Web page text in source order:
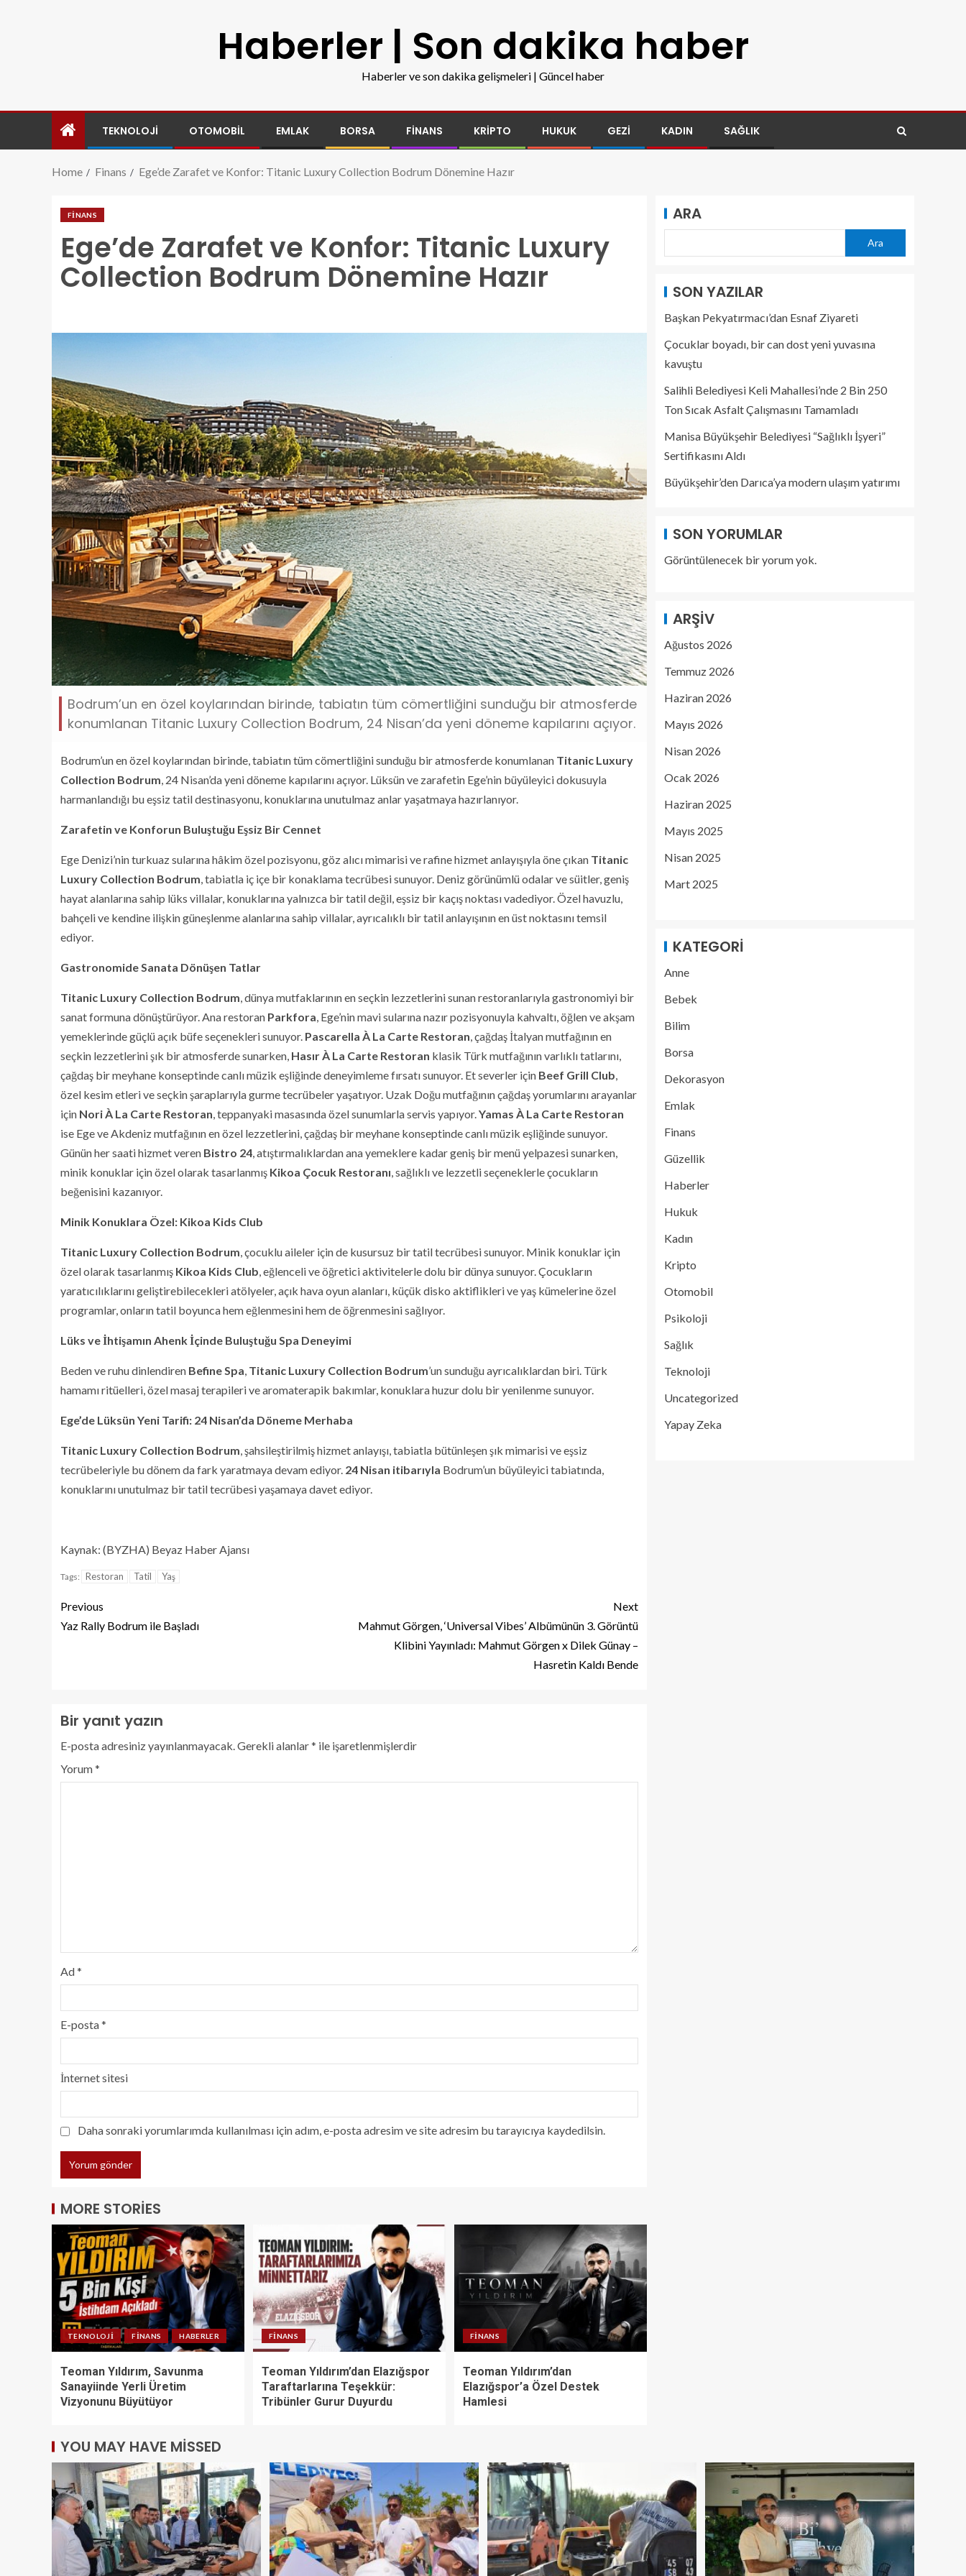
Haberler | Son dakika haber
Haberler ve son dakika gelişmeleri | Güncel haber
TEKNOLOJI OTOMOBIL EMLAK BORSA FINANS KRIPTO HUKUK GEZI KADIN SAĞLIK
Home Finans Ege’de Zarafet ve Konfor: Titanic Luxury Collection Bodrum Dönemine Hazır
FINANS
Ege’de Zarafet ve Konfor: Titanic Luxury
Collection Bodrum Dönemine Hazır
Bodrum’un en özel koylarından birinde, tabiatın tüm cömertliğini sunduğu bir atmosferde
konumlanan Titanic Luxury Collection Bodrum, 24 Nisan’da yeni döneme kapılarını açıyor.
Bodrum’un en özel koylarından birinde, tabiatın tüm cömertliğini sunduğu bir atmosferde konumlanan Titanic Luxury
Collection Bodrum, 24 Nisan’da yeni döneme kapılarını açıyor. Lüksün ve zarafetin Ege’nin büyüleyici dokusuyla
harmanlandığı bu eşsiz tatil destinasyonu, konuklarına unutulmaz anlar yaşatmaya hazırlanıyor.
Zarafetin ve Konforun Buluştuğu Eşsiz Bir Cennet
Ege Denizi’nin turkuaz sularına hâkim özel pozisyonu, göz alıcı mimarisi ve rafine hizmet anlayışıyla öne çıkan Titanic
Luxury Collection Bodrum, tabiatla iç içe bir konaklama tecrübesi sunuyor. Deniz görünümlü odalar ve süitler, geniş
hayat alanlarına sahip lüks villalar, konuklarına yalnızca bir tatil değil, eşsiz bir kaçış noktası vadediyor. Özel havuzlu,
bahçeli ve kendine ilişkin güneşlenme alanlarına sahip villalar, ayrıcalıklı bir tatil anlayışının en üst noktasını temsil
ediyor.
Gastronomide Sanata Dönüşen Tatlar
Titanic Luxury Collection Bodrum, dünya mutfaklarının en seçkin lezzetlerini sunan restoranlarıyla gastronomiyi bir
sanat formuna dönüştürüyor. Ana restoran Parkfora, Ege’nin mavi sularına nazır pozisyonuyla kahvaltı, öğlen ve akşam
yemeklerinde güçlü açık büfe seçenekleri sunuyor. Pascarella À La Carte Restoran, çağdaş İtalyan mutfağının en
seçkin lezzetlerini şık bir atmosferde sunarken, Hasır À La Carte Restoran klasik Türk mutfağının varlıklı tatlarını,
çağdaş bir meyhane konseptinde canlı müzik eşliğinde deneyimleme fırsatı sunuyor. Et severler için Beef Grill Club,
özel kesim etleri ve seçkin şaraplarıyla gurme tecrübeler yaşatıyor. Uzak Doğu mutfağının çağdaş yorumlarını arayanlar
için Nori À La Carte Restoran, teppanyaki masasında özel sunumlarla servis yapıyor.Yamas À La Carte Restoran
ise Ege ve Akdeniz mutfağının en özel lezzetlerini, çağdaş bir meyhane konseptinde canlı müzik eşliğinde sunuyor.
Günün her saati hizmet veren Bistro 24, atıştırmalıklardan ana yemeklere kadar geniş bir menü yelpazesi sunarken,
minik konuklar için özel olarak tasarlanmış Kikoa Çocuk Restoranı, sağlıklı ve lezzetli seçeneklerle çocukların
beğenisini kazanıyor.
Minik Konuklara Özel: Kikoa Kids Club
Titanic Luxury Collection Bodrum, çocuklu aileler için de kusursuz bir tatil tecrübesi sunuyor. Minik konuklar için
özel olarak tasarlanmış Kikoa Kids Club, eğlenceli ve öğretici aktivitelerle dolu bir dünya sunuyor. Çocukların
yaratıcılıklarını geliştirebilecekleri atölyeler, açık hava oyun alanları, küçük disko aktiflikleri ve yaş kümelerine özel
programlar, onların tatil boyunca hem eğlenmesini hem de öğrenmesini sağlıyor.
Lüks ve İhtişamın Ahenk İçinde Buluştuğu Spa Deneyimi
Beden ve ruhu dinlendiren Befine Spa, Titanic Luxury Collection Bodrum’un sunduğu ayrıcalıklardan biri. Türk
hamamı ritüelleri, özel masaj terapileri ve aromaterapik bakımlar, konuklara huzur dolu bir yenilenme sunuyor.
Ege’de Lüksün Yeni Tarifi: 24 Nisan’da Döneme Merhaba
Titanic Luxury Collection Bodrum, şahsileştirilmiş hizmet anlayışı, tabiatla bütünleşen şık mimarisi ve eşsiz
tecrübeleriyle bu dönem da fark yaratmaya devam ediyor. 24 Nisan itibarıyla Bodrum’un büyüleyici tabiatında,
konuklarını unutulmaz bir tatil tecrübesi yaşamaya davet ediyor.
Kaynak: (BYZHA) Beyaz Haber Ajansı
Tags: Restoran Tatil Yaş
Previous
Yaz Rally Bodrum ile Başladı
Next
Mahmut Görgen, ‘Universal Vibes’ Albümünün 3. Görüntü
Klibini Yayınladı: Mahmut Görgen x Dilek Günay –
Hasretin Kaldı Bende
Bir yanıt yazın
E-posta adresiniz yayınlanmayacak.Gerekli alanlar* ile işaretlenmişlerdir
Yorum*
Ad*
E-posta*
İnternet sitesi
Daha sonraki yorumlarımda kullanılması için adım, e-posta adresim ve site adresim bu tarayıcıya kaydedilsin.
MORE STORIES
TEKNOLOJI FINANS HABERLER
Teoman Yıldırım, Savunma
Sanayiinde Yerli Üretim
Vizyonunu Büyütüyor
FINANS
Teoman Yıldırım’dan Elazığspor
Taraftarlarına Teşekkür:
Tribünler Gurur Duyurdu
FINANS
Teoman Yıldırım’dan
Elazığspor’a Özel Destek
Hamlesi
ARA
Ara
SON YAZILAR
Başkan Pekyatırmacı’dan Esnaf Ziyareti
Çocuklar boyadı, bir can dost yeni yuvasına
kavuştu
Salihli Belediyesi Keli Mahallesi’nde 2 Bin 250
Ton Sıcak Asfalt Çalışmasını Tamamladı
Manisa Büyükşehir Belediyesi “Sağlıklı İşyeri”
Sertifikasını Aldı
Büyükşehir’den Darıca’ya modern ulaşım yatırımı
SON YORUMLAR
Görüntülenecek bir yorum yok.
ARŞIV
Ağustos 2026
Temmuz 2026
Haziran 2026
Mayıs 2026
Nisan 2026
Ocak 2026
Haziran 2025
Mayıs 2025
Nisan 2025
Mart 2025
KATEGORI
Anne
Bebek
Bilim
Borsa
Dekorasyon
Emlak
Finans
Güzellik
Haberler
Hukuk
Kadın
Kripto
Otomobil
Psikoloji
Sağlık
Teknoloji
Uncategorized
Yapay Zeka
YOU MAY HAVE MISSED